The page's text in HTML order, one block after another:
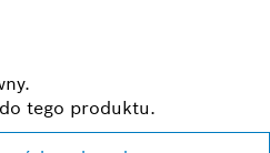
tego produktu.